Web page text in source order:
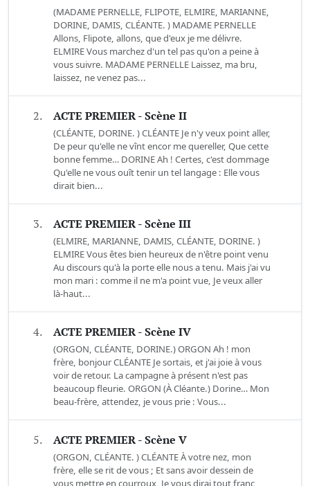
(MADAME PERNELLE, FLIPOTE, ELMIRE, MARIANNE,
DORINE, DAMIS, CLÉANTE. ) MADAME PERNELLE
Allons, Flipote, allons, que d'eux je me délivre.
ELMIRE Vous marchez d'un tel pas qu'on a peine à
vous suivre. MADAME PERNELLE Laissez, ma bru,
laissez, ne venez pas...
2. ACTE PREMIER - Scène II
(CLÉANTE, DORINE. ) CLÉANTE Je n'y veux point aller,
De peur qu'elle ne vînt encor me quereller, Que cette
bonne femme… DORINE Ah ! Certes, c'est dommage
Qu'elle ne vous ouît tenir un tel langage : Elle vous
dirait bien...
3. ACTE PREMIER - Scène III
(ELMIRE, MARIANNE, DAMIS, CLÉANTE, DORINE. )
ELMIRE Vous êtes bien heureux de n'être point venu
Au discours qu'à la porte elle nous a tenu. Mais j'ai vu
mon mari : comme il ne m'a point vue, Je veux aller
là-haut...
4. ACTE PREMIER - Scène IV
(ORGON, CLÉANTE, DORINE.) ORGON Ah ! mon
frère, bonjour CLÉANTE Je sortais, et j'ai joie à vous
voir de retour. La campagne à présent n'est pas
beaucoup fleurie. ORGON (À Cléante.) Dorine… Mon
beau-frère, attendez, je vous prie : Vous...
5. ACTE PREMIER - Scène V
(ORGON, CLÉANTE. ) CLÉANTE À votre nez, mon
frère, elle se rit de vous ; Et sans avoir dessein de
vous mettre en courroux, Je vous dirai tout franc